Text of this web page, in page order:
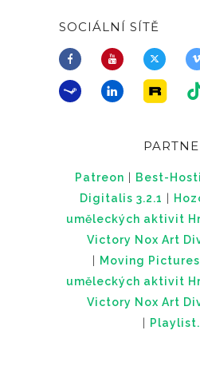
SOCIÁLNÍ SÍTĚ
Patreon Best-
Digitalis 3.2.1
uměleckých aktivit
Victory Nox Art
Moving Pictures
uměleckých aktivit
Victory Nox Art